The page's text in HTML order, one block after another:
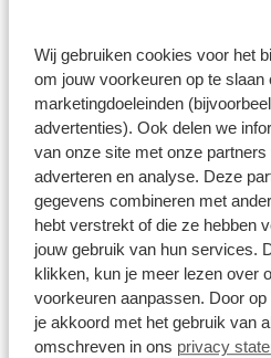
Wij gebruiken cookies voor het
om jouw voorkeuren op te slaan
marketingdoeleinden
advertenties). Ook delen we
van onze site met onze
adverteren en analyse. Deze
gegevens combineren met
hebt verstrekt of die ze hebben
jouw gebruik van hun services.
klikken, kun je meer lezen over
voorkeuren aanpassen. Door op
je akkoord met het gebruik van
omschreven in ons privacy
Hyundai IONIQ 3
42kWh ev vision 147pk aut
Automaat Elektrisch
Vanaf
€ 465 p/m
Getoonde modellen kunnen afwijken
Bekijk